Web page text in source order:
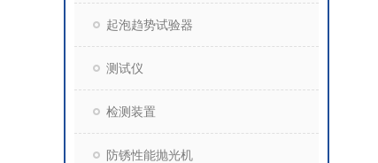
起泡趋势试验器
测试仪
检测装置
防锈性能抛光机